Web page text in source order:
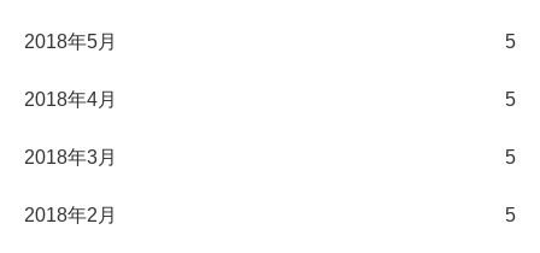
2018年5月 5
2018年4月 5
2018年3月 5
2018年2月 5